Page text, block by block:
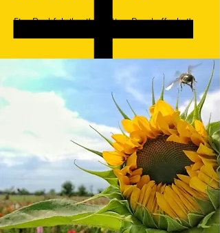
Eine Denkfabrik mit kreativer Beschaffenheit